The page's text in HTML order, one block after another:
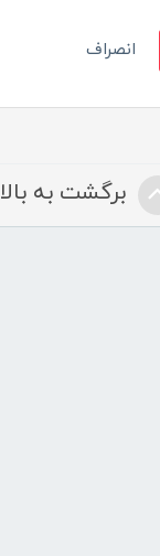
انصراف
برگشت به بالا